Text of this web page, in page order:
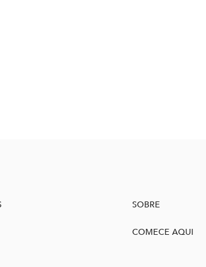
SOBRE
COMECE AQUI